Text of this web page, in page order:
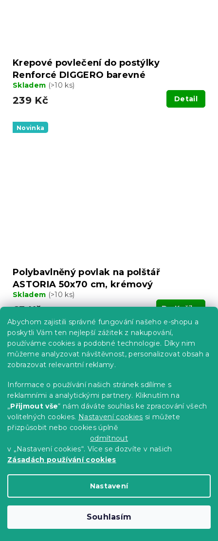
Abychom zajistili správné fungování našeho e-shopu a
poskytli Vám ten nejlepší zážitek z nakupování,
používáme cookies a podobné technologie. Díky nim
můžeme analyzovat návštěvnost, personalizovat obsah a
zobrazovat relevantní reklamy.
Informace o používání našich stránek sdílíme s
reklamními a analytickými partnery. Kliknutím na
„Přijmout vše“ nám dáváte souhlas ke zpracování všech
volitelných cookies. Nastavení cookies si můžete
přizpůsobit nebo cookies úplně
odmítnout
v „Nastavení cookies“. Více se dozvíte v našich
Zásadách používání cookies
Nastavení
Souhlasím
Krepové povlečení do postýlky
Renforcé DIGGERO barevné
Skladem (>10 ks)
239 Kč Detail
Novinka
Polybavlněný povlak na polštář
ASTORIA 50x70 cm, krémový
Skladem (>10 ks)
63 Kč Do Košíku
Novinka
Polybavlněný povlak na polštář
ASTORIA 70x90 cm, krémový
Skladem(>10 ks)